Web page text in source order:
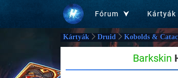
Fórum Kártyák
Kártyák Druid Kobolds &
Barkskin